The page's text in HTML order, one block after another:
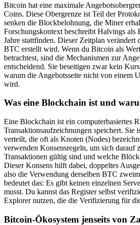
Bitcoin hat eine maximale
Coins. Diese Obergrenze ist Teil der
senken die Blockbelohnung, die Miner
Forschungskontext beschreibt Halvings als
Jahre stattfinden. Dieser Zeitplan verändert
BTC erstellt wird. Wenn du Bitcoin als
betrachtest, sind die Mechanismen zur
entscheidend. Sie beseitigen zwar kein
warum die Angebotsseite nicht von einem
wird.
Was eine Blockchain ist und
Eine Blockchain ist ein computerbasiertes
Transaktionsaufzeichnungen speichert. Sie
verteilt, die oft als Knoten (Nodes)
verwenden Konsensregeln, um sich darauf
Transaktionen gültig sind und welche
Dieser Konsens hilft dabei, doppeltes
also die Verwendung derselben BTC
bedeutet das: Es gibt keinen einzelnen
musst. Du kannst das Register selbst
Explorer nutzen, die die Verifizierung für
Bitcoin-Ökosystem jenseits von